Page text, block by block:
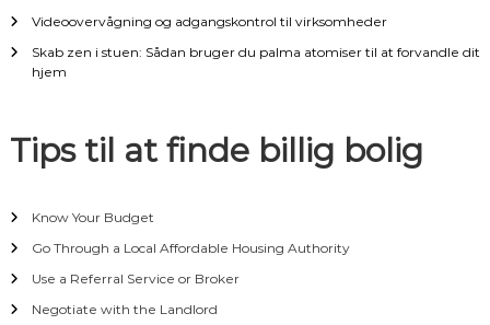
i
n
Videoovervågning og adgangskontrol til virksomheder
Skab zen i stuen: Sådan bruger du palma atomiser til at forvandle dit
hjem
Tips til at finde billig bolig
Know Your Budget
Go Through a Local Affordable Housing Authority
Use a Referral Service or Broker
Negotiate with the Landlord